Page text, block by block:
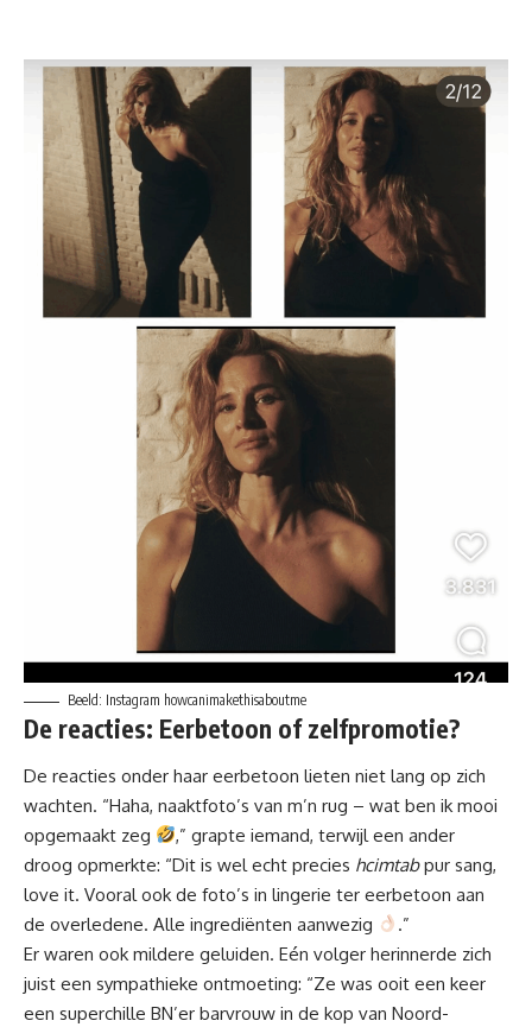
Beeld: Instagram howcanimakethisaboutme
De reacties: Eerbetoon of zelfpromotie?
De reacties onder haar eerbetoon lieten niet lang op zich
wachten. “Haha, naaktfoto’s van m’n rug – wat ben ik mooi
opgemaakt zeg
,” grapte iemand, terwijl een ander
droog opmerkte: “Dit is wel echt precies hcimtabpur sang,
love it. Vooral ook de foto’s in lingerie ter eerbetoon aan
de overledene. Alle ingrediënten aanwezig
.”
Er waren ook mildere geluiden. Eén volger herinnerde zich
juist een sympathieke ontmoeting: “Ze was ooit een keer
een superchille BN’er barvrouw in de kop van Noord-